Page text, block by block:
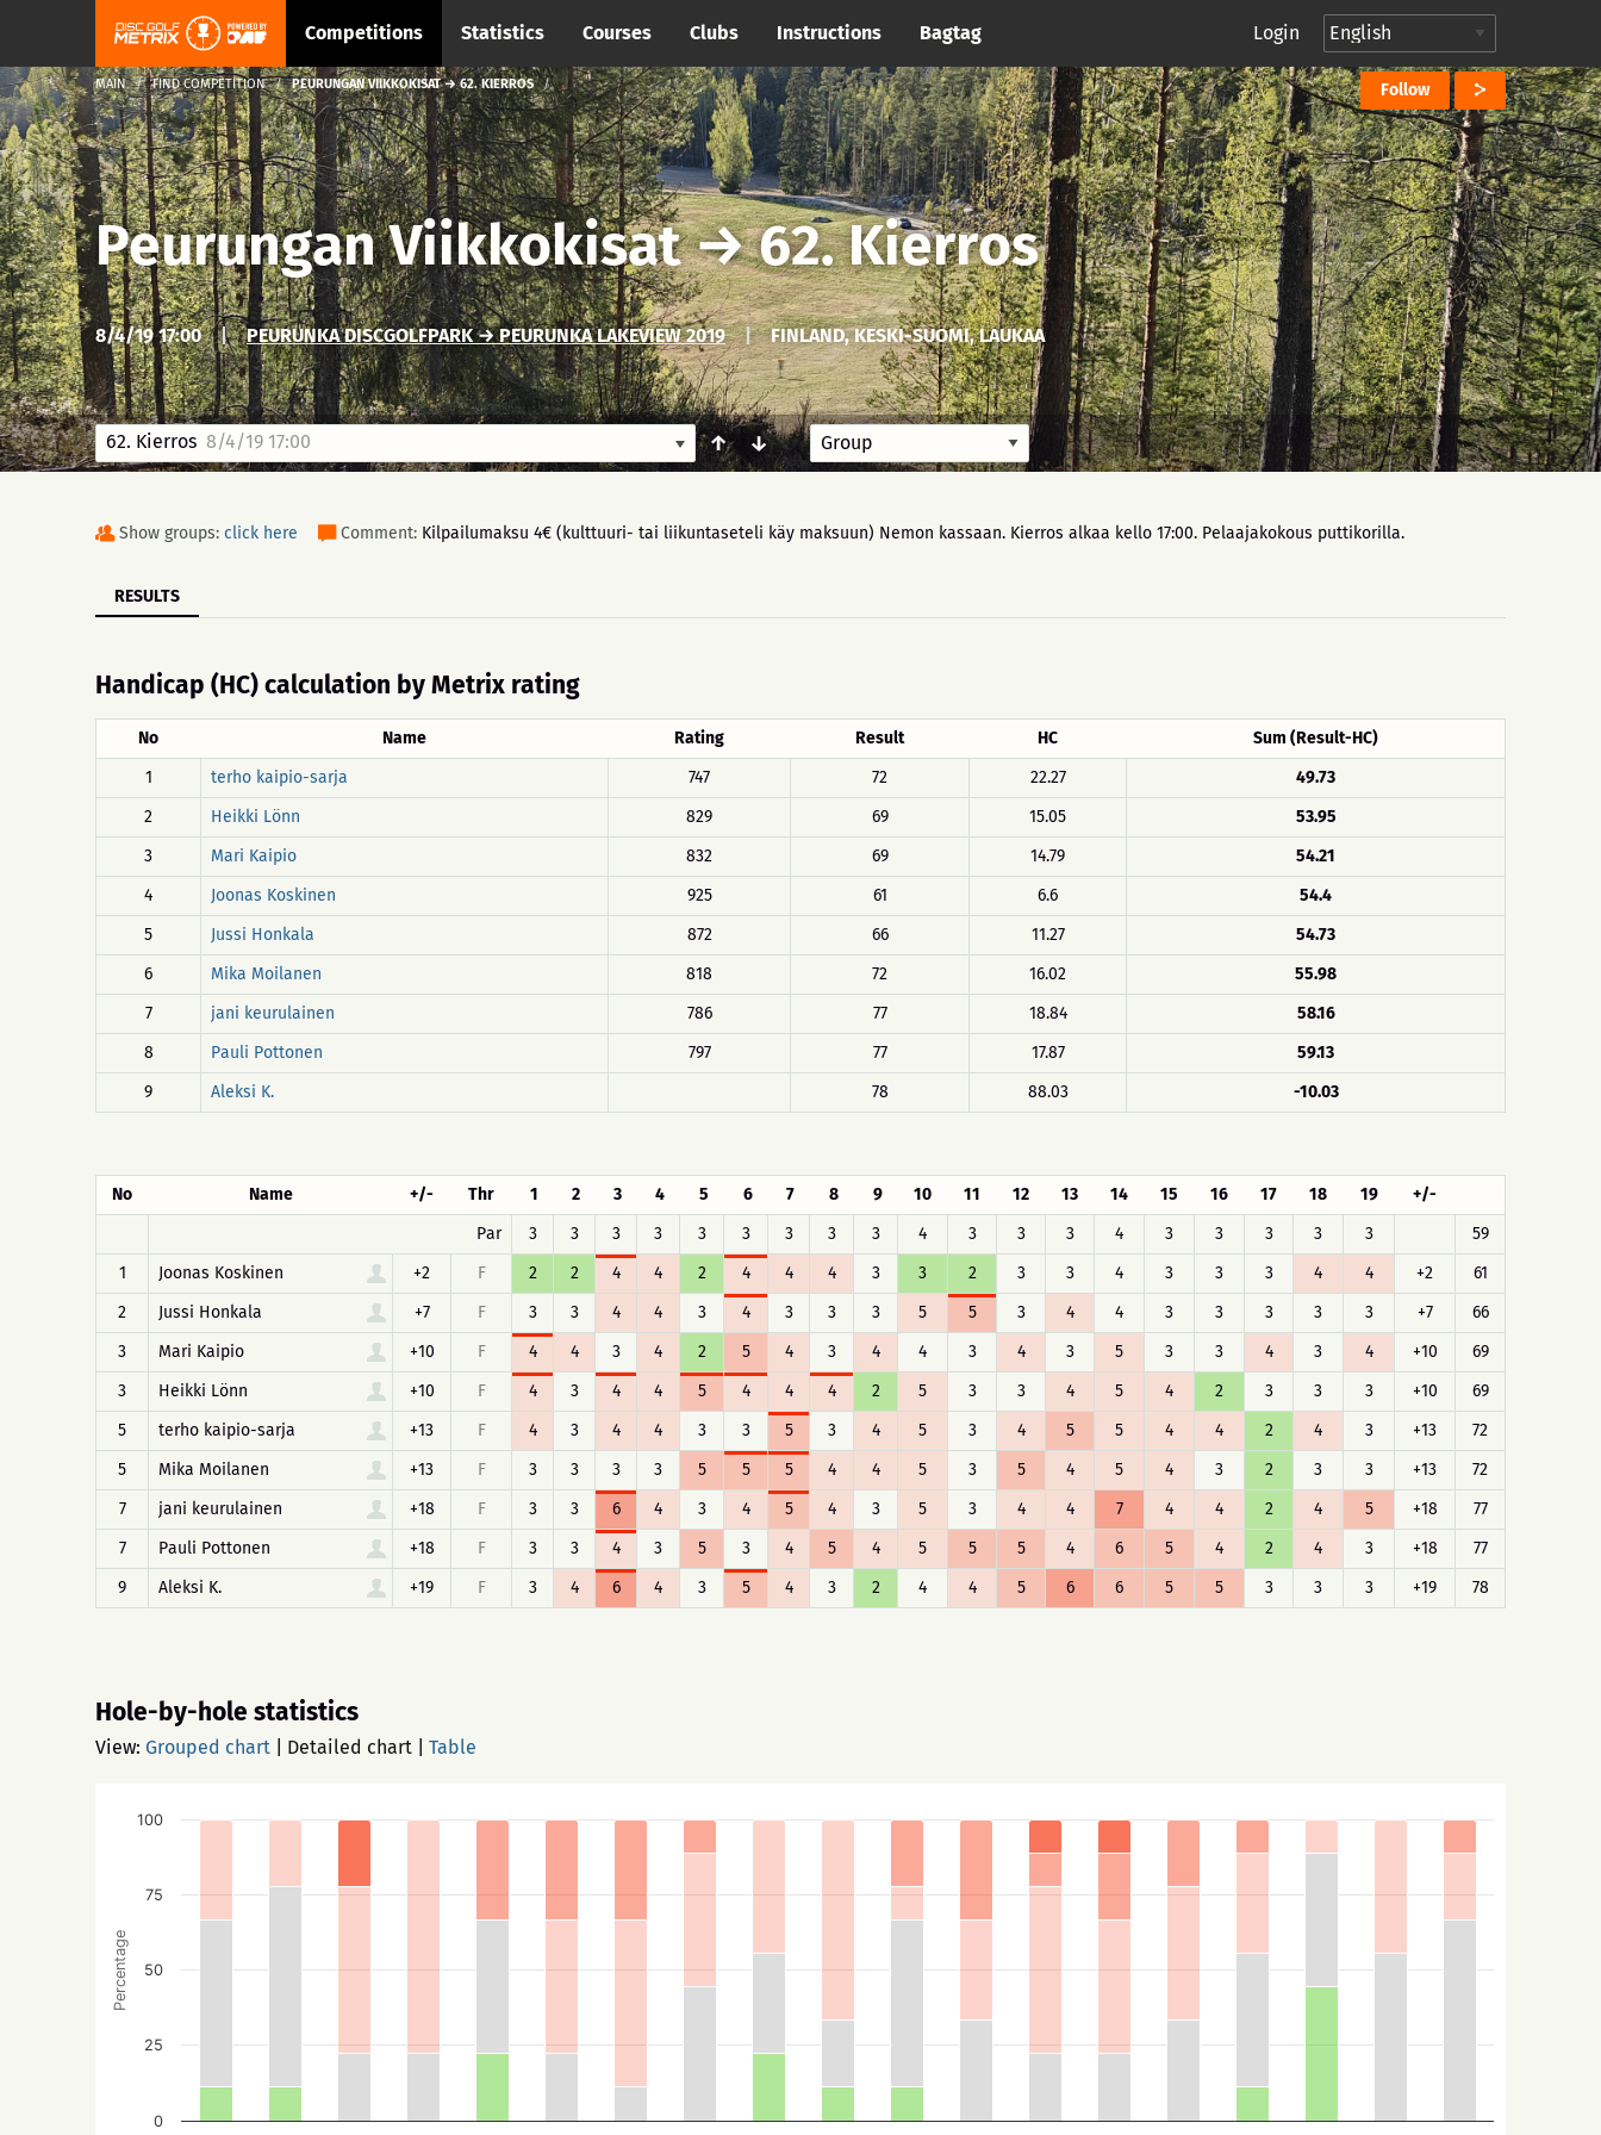
Competitions Statistics Courses Clubs Instructions Bagtag Login
MAIN FIND COMPETITION PEURUNGAN VIIKKOKISAT → 62. KIERROS Follow
Peurungan Viikkokisat→62. Kierros
8/4/19 17:00 | PEURUNKA DISCGOLFPARK → PEURUNKA LAKEVIEW 2019 | FINLAND, KESKI-SUOMI, LAUKAA
62. Kierros 8/4/19 17:00 ↑ ↓
Show groups: click here Comment: Kilpailumaksu 4€ (kulttuuri- tai liikuntaseteli käy maksuun) Nemon kassaan. Kierros alkaa kello 17:00. Pelaajakokous puttikorilla.
RESULTS
Handicap (HC) calculation by Metrix rating
No Name Rating Result HC
Sum (Result-HC)
1
terho kaipio-sarja 747 72 22.27
49.73
2
Heikki Lönn 829 69 15.05
53.95
3
Mari Kaipio 832 69 14.79
54.21
4
Joonas Koskinen 925 61 6.6
54.4
5
Jussi Honkala 872 66 11.27
54.73
6
Mika Moilanen 818 72 16.02
55.98
7
jani keurulainen 786 77 18.84
58.16
8
Pauli Pottonen 797 77 17.87
59.13
9
Aleksi K. 78 88.03 -10.03
No Name +/- Thr 1 2 3 4 5 6 7 8 9 10 11 12 13 14 15 16 17 18 19
+/-
Par
3 3 3 3 3 3 3 3 3 4 3 3 3 4 3 3 3 3 3
59
1
Joonas Koskinen +2 F 2 2 4 4 2 4 4 4 3 3 2 3 3 4 3 3 3 4 4 +2
61
2
Jussi Honkala +7 F 3 3 4 4 3 4 3 3 3 5 5 3 4 4 3 3 3 3 3 +7
66
3
Mari Kaipio +10 F 4 4 3 4 2 5 4 3 4 4 3 4 3 5 3 3 4 3 4 +10
69
3
Heikki Lönn +10 F 4 3 4 4 5 4 4 4 2 5 3 3 4 5 4 2 3 3 3 +10
69
5
terho kaipio-sarja +13 F 4 3 4 4 3 3 5 3 4 5 3 4 5 5 4 4 2 4 3 +13
72
5
Mika Moilanen +13 F 3 3 3 3 5 5 5 4 4 5 3 5 4 5 4 3 2 3 3 +13
72
7
jani keurulainen +18 F 3 3 6 4 3 4 5 4 3 5 3 4 4 7 4 4 2 4 5 +18
77
7
Pauli Pottonen +18 F 3 3 4 3 5 3 4 5 4 5 5 5 4 6 5 4 2 4 3 +18
77
9
Aleksi K. +19 F 3 4 6 4 3 5 4 3 2 4 4 5 6 6 5 5 3 3 3 +19 78
Hole-by-hole statistics
View: Grouped chart Detailed chart Table
Percentage
0
25
50
75
100